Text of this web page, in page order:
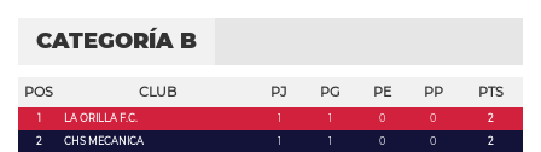
CATEGORÍA B
POS CLUB PJ PG PE PP PTS
1 LA ORILLA F.C. 1 1 0 0
2
2
CHS MECANICA 1 1 0 0
2